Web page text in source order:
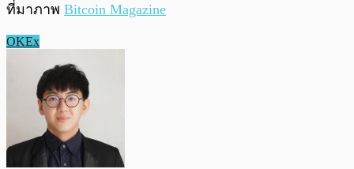
ที่มาภาพ Bitcoin Magazine
OKEx